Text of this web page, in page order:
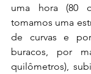
uma hora (80
tomamos uma
de curvas e
buracos, por
quilômetros),